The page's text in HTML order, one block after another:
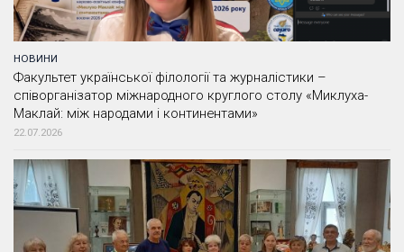
НОВИНИ
Факультет української філології та журналістики –
співорганізатор міжнародного круглого столу «Миклуха-
Маклай: між народами і континентами»
22.07.2026